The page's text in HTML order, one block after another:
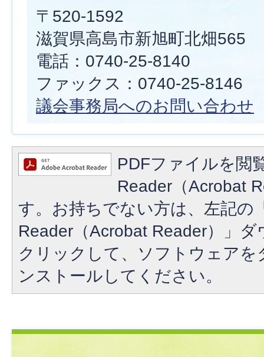
〒520-1592
滋賀県高島市新旭町北畑565
電話：0740-25-8140
ファックス：0740-25-8146
議会事務局へのお問い合わせ
PDFファイルを閲
Reader（Acrobat
す。お持ちでない方は、左記の
Reader（Acrobat Reader）」
クリックして、ソフトウェア
ンストールしてください。